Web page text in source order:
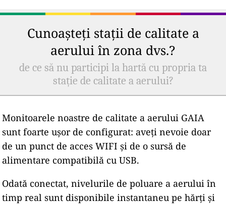
Cunoașteți stații de calitate a
aerului în zona dvs.?
de ce să nu participi la hartă cu propria ta
stație de calitate a aerului?
Monitoarele noastre de calitate a aerului GAIA
sunt foarte ușor de configurat: aveți nevoie doar
de un punct de acces WIFI și de o sursă de
alimentare compatibilă cu USB.
Odată conectat, nivelurile de poluare a aerului în
timp real sunt disponibile instantaneu pe hărți și